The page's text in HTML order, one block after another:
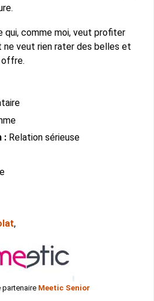
qui, comme moi, veut profiter
ne veut rien rater des belles et
offre.
: Relation sérieuse
,
partenaire Meetic Senior